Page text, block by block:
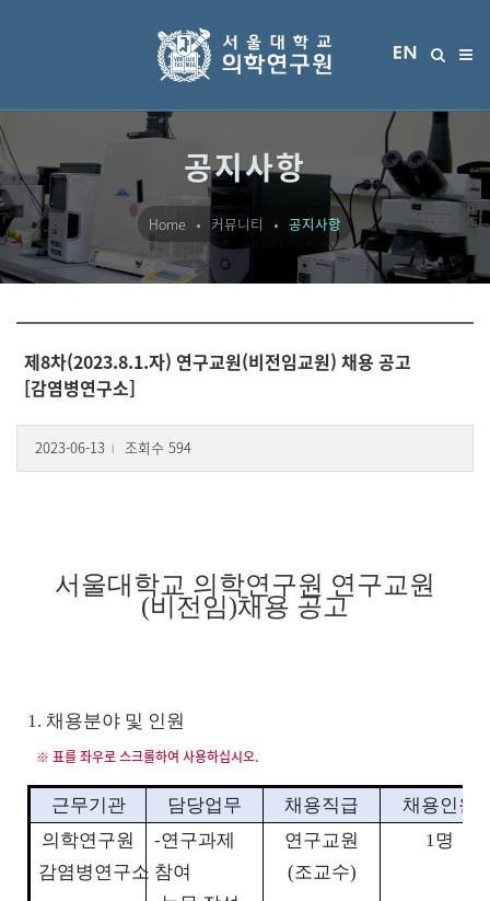
공지사항
Home 커뮤니티 공지사항
제8차(2023.8.1.자) 연구교원(비전임교원) 채용 공고
[감염병연구소]
2023-06-13 l 조회수 594
서울대학교 의학연구원 연구교원
(비전임)채용 공고
1. 채용분야 및 인원
근무기관 담당업무 채용직급
채용인원
의학연구원
감염병연구소
-연구과제
참여
연구교원
(조교수)
1명